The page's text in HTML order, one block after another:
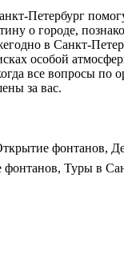
Петербург
о городе,
в Санкт-
особой
все вопросы по
за вас.
фонтанов,
Туры в